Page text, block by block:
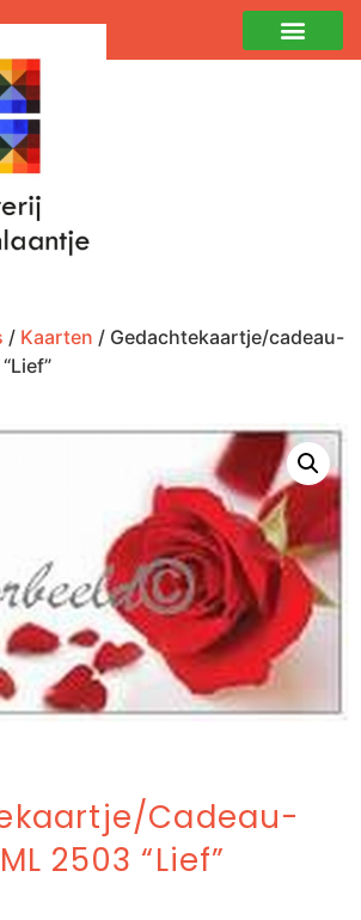
/ Kaarten / Gedachtekaartje/cadeau-
cadeau-
2503 “Lief”